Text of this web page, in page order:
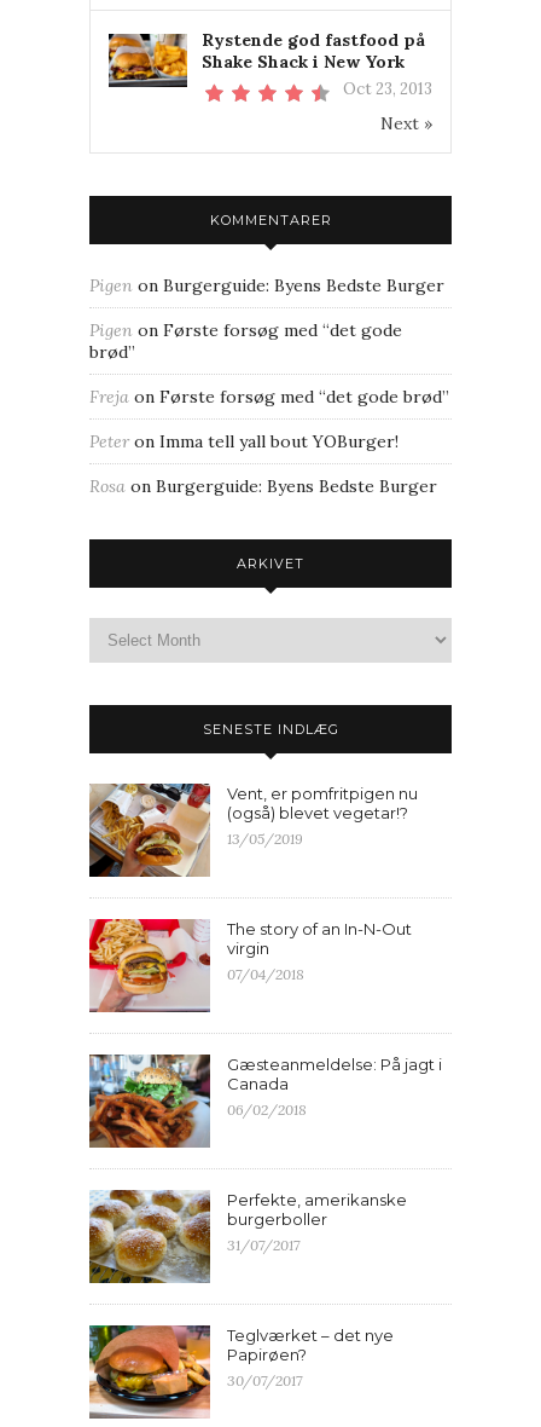
Rystende god fastfood på
Shake Shack i New York
Oct 23, 2013
Next »
KOMMENTARER
Pigen on Burgerguide: Byens Bedste Burger
Pigen on Første forsøg med “det gode
brød”
Freja on Første forsøg med “det gode brød”
Peteron Imma tell yall bout YOBurger!
Rosa on Burgerguide: Byens Bedste Burger
ARKIVET
SENESTE INDLÆG
Vent, er pomfritpigen nu
(også) blevet vegetar!?
13/05/2019
The story of an In-N-Out
virgin
07/04/2018
Gæsteanmeldelse: På jagt i
Canada
06/02/2018
Perfekte, amerikanske
burgerboller
31/07/2017
Teglværket – det nye
Papirøen?
30/07/2017